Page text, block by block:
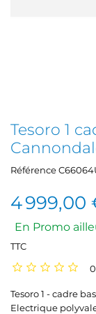
Tesoro 1
Référence
4 999,00
En Promo
TTC
Tesoro 1 - cadre
Electrique